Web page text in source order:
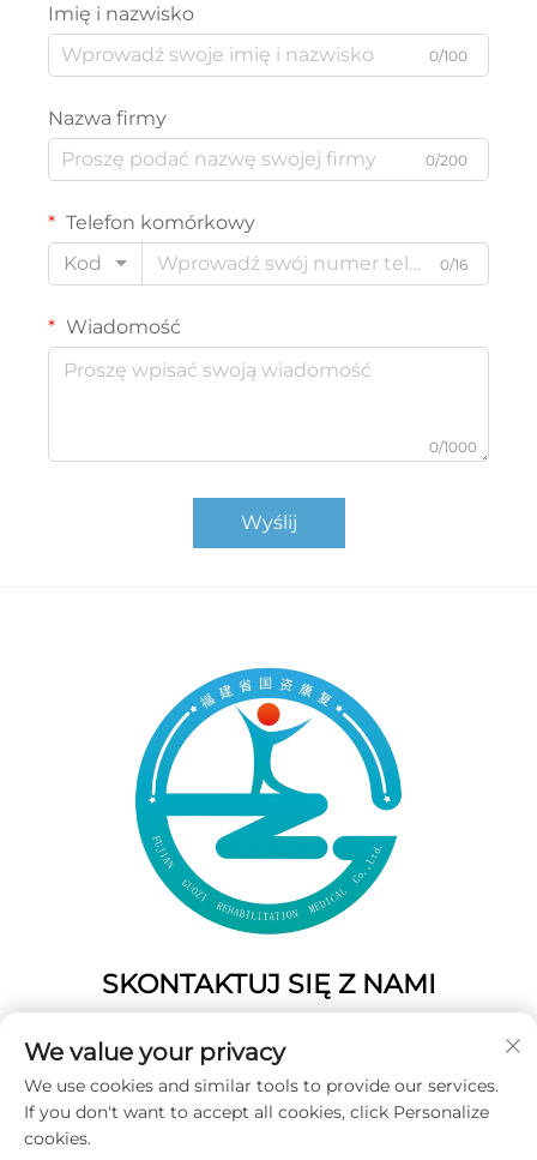
Imię i nazwisko
0/100
Nazwa firmy
0/200
Telefon komórkowy
Kod
0/16
Wiadomość
0/1000
Wyślij
SKONTAKTUJ SIĘ Z NAMI
Chiny
Tel.:+86-19859128239
E-mail:
We value your privacy
We use cookies and similar tools to provide our services.
If you don't want to accept all cookies, click Personalize
cookies.